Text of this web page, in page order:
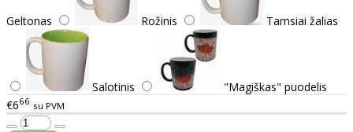
Geltonas Rožinis Tamsiai žalias
Salotinis
"Magiškas" puodelis
€666 su PVM